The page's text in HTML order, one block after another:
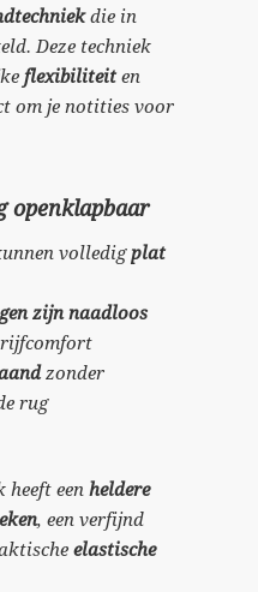
die in
Deze techniek
flexibiliteiten
om je notities voor
openklapbaar
volledigplat
zijn naadloos
zonder
rug
heeft eenheldere
, een verfijnd
elastische